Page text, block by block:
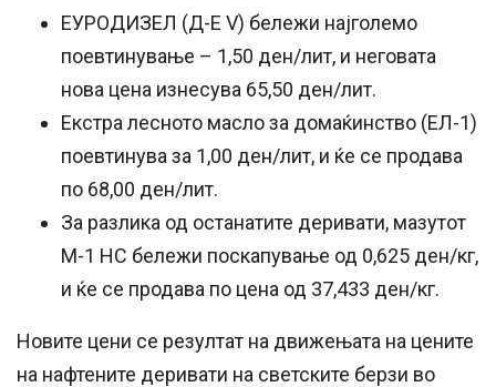
ЕУРОДИЗЕЛ (Д-Е V) бележи најголемо
поевтинување – 1,50 ден/лит, и неговата
нова цена изнесува 65,50 ден/лит.
Екстра лесното масло за домаќинство (ЕЛ-1)
поевтинува за 1,00 ден/лит, и ќе се продава
по 68,00 ден/лит.
За разлика од останатите деривати, мазутот
М-1 НС бележи поскапување од 0,625 ден/кг,
и ќе се продава по цена од 37,433 ден/кг.
Новите цени се резултат на движењата на цените
на нафтените деривати на светските берзи во